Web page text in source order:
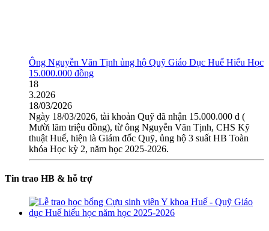
Ông Nguyễn Văn Tịnh ủng hộ Quỹ Giáo Dục Huế Hiếu Học
15.000.000 đồng
18
3.2026
18/03/2026
Ngày 18/03/2026, tài khoản Quỹ đã nhận 15.000.000 đ (
Mười lăm triệu đồng), từ ông Nguyễn Văn Tịnh, CHS Kỹ
thuật Huế, hiện là Giám đốc Quỹ, ủng hộ 3 suất HB Toàn
khóa Học kỳ 2, năm học 2025-2026.
Tin trao HB & hỗ trợ